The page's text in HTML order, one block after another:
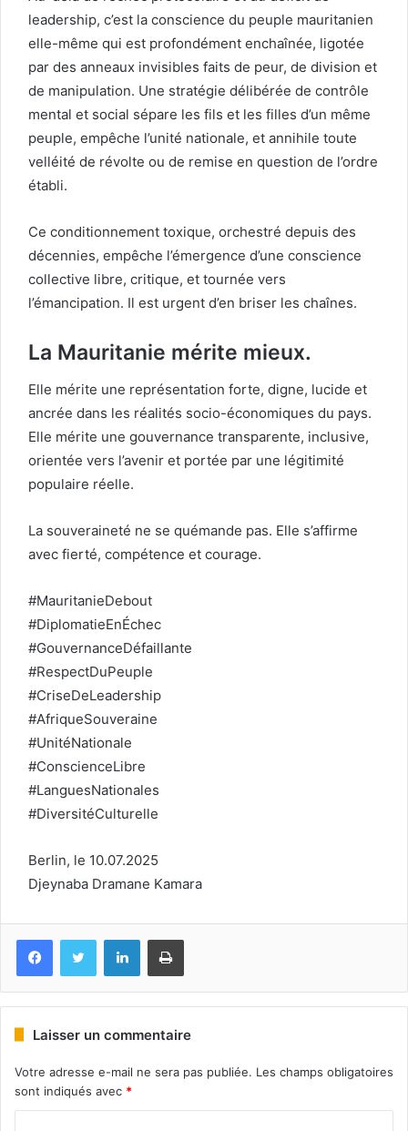
leadership, c’est la conscience du peuple mauritanien
elle-même qui est profondément enchaînée, ligotée
par des anneaux invisibles faits de peur, de division et
de manipulation. Une stratégie délibérée de contrôle
mental et social sépare les fils et les filles d’un même
peuple, empêche l’unité nationale, et annihile toute
velléité de révolte ou de remise en question de l’ordre
établi.
Ce conditionnement toxique, orchestré depuis des
décennies, empêche l’émergence d’une conscience
collective libre, critique, et tournée vers
l’émancipation. Il est urgent d’en briser les chaînes.
La Mauritanie mérite mieux.
Elle mérite une représentation forte, digne, lucide et
ancrée dans les réalités socio-économiques du pays.
Elle mérite une gouvernance transparente, inclusive,
orientée vers l’avenir et portée par une légitimité
populaire réelle.
La souveraineté ne se quémande pas. Elle s’affirme
avec fierté, compétence et courage.
#MauritanieDebout
#DiplomatieEnÉchec
#GouvernanceDéfaillante
#RespectDuPeuple
#CriseDeLeadership
#AfriqueSouveraine
#UnitéNationale
#ConscienceLibre
#LanguesNationales
#DiversitéCulturelle
Berlin, le 10.07.2025
Djeynaba Dramane Kamara
FacebookTwitter LinkedinImprimer
Laisser un commentaire
Votre adresse e-mail ne sera pas publiée. Les champs obligatoires
sont indiqués avec *